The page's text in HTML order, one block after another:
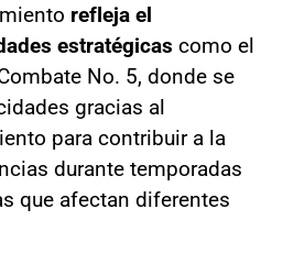
refleja el
estratégicas como el
No. 5, donde se
gracias al
para contribuir a la
durante temporadas
que afectan diferentes